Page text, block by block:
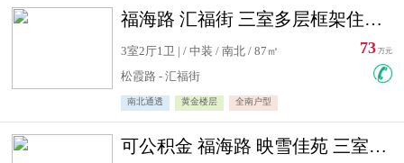
福海路 汇福街 三室多层框架住宅急售
3室2厅1卫 | / 中装 / 南北 / 87㎡
松霞路 - 汇福街
南北通透 黄金楼层 全南户型
73 万元
可公积金 福海路 映雪佳苑 三室住宅急售送小棚